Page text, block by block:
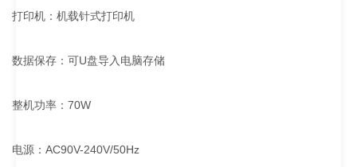
打印机：机载针式打印机
数据保存：可U盘导入电脑存储
整机功率：70W
电源：AC90V-240V/50Hz